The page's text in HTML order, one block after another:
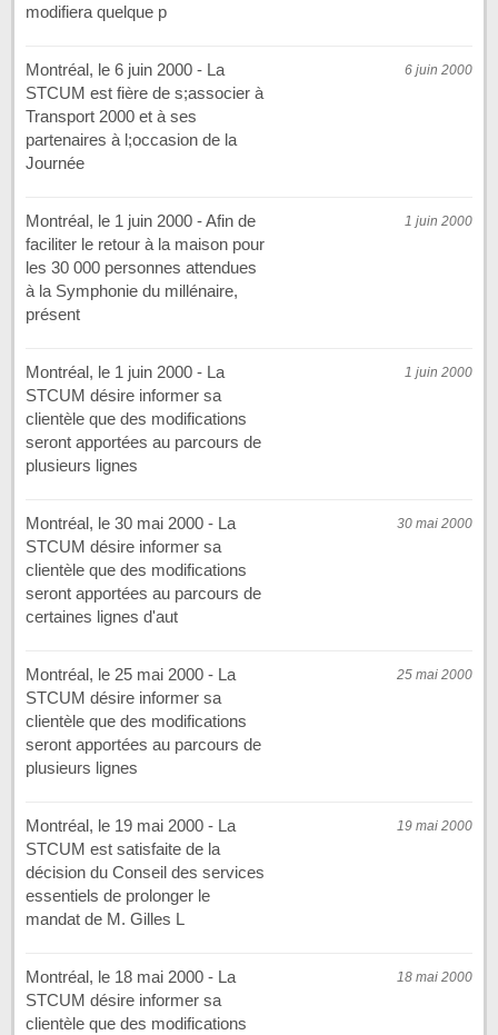
modifiera quelque p
6 juin 2000
Montréal, le 6 juin 2000 - La
STCUM est fière de s;associer à
Transport 2000 et à ses
partenaires à l;occasion de la
Journée
1 juin 2000
Montréal, le 1 juin 2000 - Afin de
faciliter le retour à la maison pour
les 30 000 personnes attendues
à la Symphonie du millénaire,
présent
1 juin 2000
Montréal, le 1 juin 2000 - La
STCUM désire informer sa
clientèle que des modifications
seront apportées au parcours de
plusieurs lignes
30 mai 2000
Montréal, le 30 mai 2000 - La
STCUM désire informer sa
clientèle que des modifications
seront apportées au parcours de
certaines lignes d'aut
25 mai 2000
Montréal, le 25 mai 2000 - La
STCUM désire informer sa
clientèle que des modifications
seront apportées au parcours de
plusieurs lignes
19 mai 2000
Montréal, le 19 mai 2000 - La
STCUM est satisfaite de la
décision du Conseil des services
essentiels de prolonger le
mandat de M. Gilles L
18 mai 2000
Montréal, le 18 mai 2000 - La
STCUM désire informer sa
clientèle que des modifications